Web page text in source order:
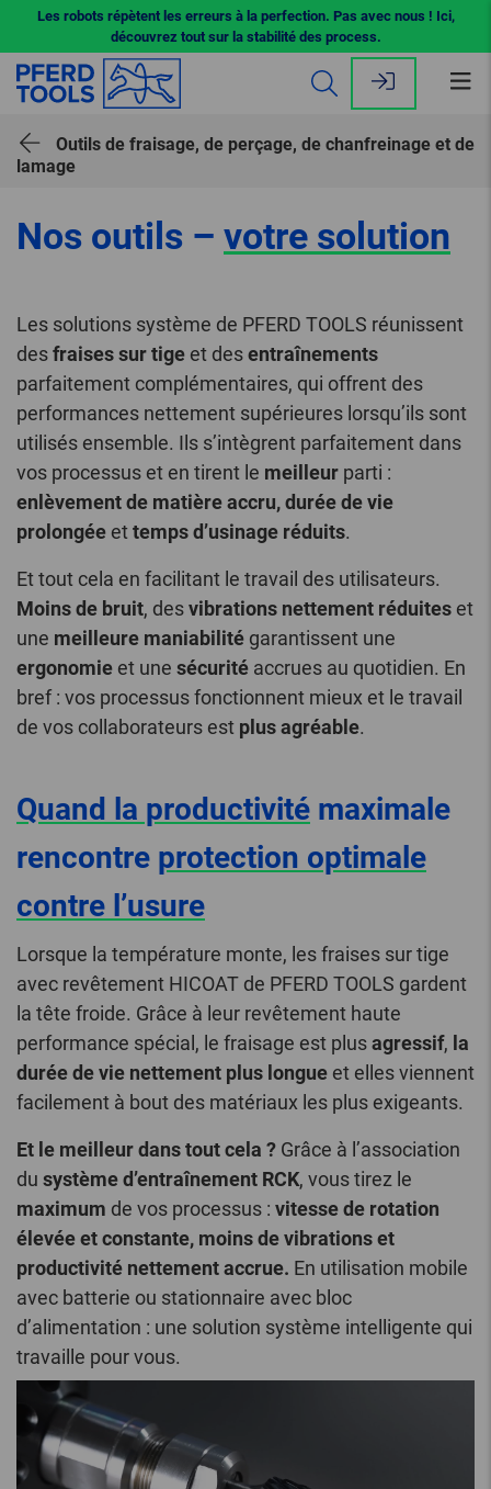
Les robots répètent les erreurs à la perfection. Pas avec nous ! Ici,
découvrez tout sur la stabilité des process.
Outils de fraisage, de perçage, de chanfreinage et de
lamage
Nos outils – votre solution
Les solutions système de PFERD TOOLS réunissent
desfraises sur tige et desentraînements
parfaitement complémentaires, qui offrent des
performances nettement supérieures lorsqu’ils sont
utilisés ensemble. Ils s’intègrent parfaitement dans
vos processus et en tirent le meilleur parti :
enlèvement de matière accru, durée de vie
prolongée ettemps d’usinage réduits.
Et tout cela en facilitant le travail des utilisateurs.
Moins de bruit, desvibrations nettement réduites et
une meilleure maniabilité garantissent une
ergonomie et une sécurité accrues au quotidien. En
bref : vos processus fonctionnent mieux et le travail
de vos collaborateurs est plus agréable.
Quand la productivité maximale
rencontre protection optimale
contre l’usure
Lorsque la température monte, les fraises sur tige
avec revêtement HICOAT de PFERD TOOLS gardent
la tête froide. Grâce à leur revêtement haute
performance spécial, le fraisage est plusagressif, la
durée de vie nettement plus longue et elles viennent
facilement à bout des matériaux les plus exigeants.
Et le meilleur dans tout cela ? Grâce à l’association
du système d’entraînement RCK, vous tirez le
maximum de vos processus : vitesse de rotation
élevée et constante, moins de vibrations et
productivité nettement accrue. En utilisation mobile
avec batterie ou stationnaire avec bloc
d’alimentation : une solution système intelligente qui
travaille pour vous.